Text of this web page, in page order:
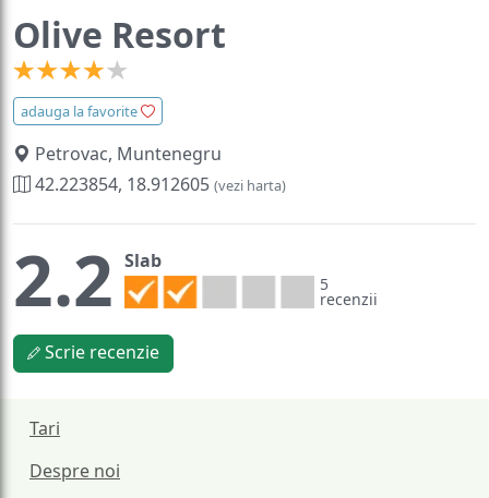
Olive Resort
adauga la favorite
Petrovac, Muntenegru
42.223854, 18.912605 (vezi harta)
2.2 Slab
5
recenzii
Scrie recenzie
Tari
Despre noi